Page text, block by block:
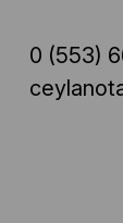
0 (553)